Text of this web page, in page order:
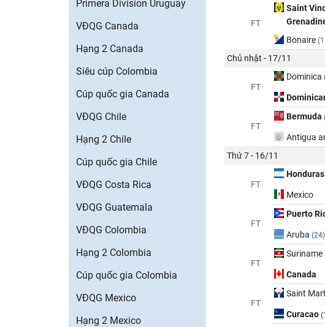
Primera Division Uruguay
VĐQG Canada
Hạng 2 Canada
Siêu cúp Colombia
Cúp quốc gia Canada
VĐQG Chile
Hạng 2 Chile
Cúp quốc gia Chile
VĐQG Costa Rica
VĐQG Guatemala
VĐQG Colombia
Hạng 2 Colombia
Cúp quốc gia Colombia
VĐQG Mexico
Hạng 2 Mexico
FT
Saint
Bonaire
Chủ nhật - 17/11
FT
Dominica
FT
Bermuda
Antigua
Thứ 7 - 16/11
FT
Honduras
Mexico
FT
Puerto
Aruba (24)
FT
Suriname
Canada
FT
Saint
Curacao